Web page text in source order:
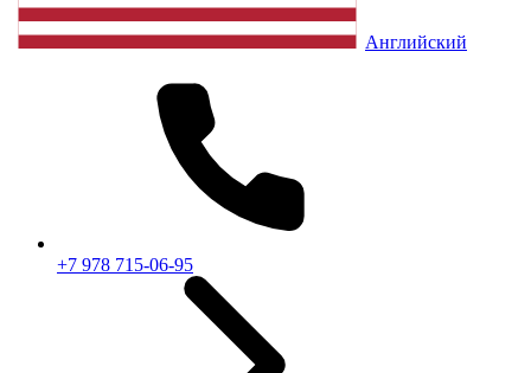
Английский
+7 978 715-06-95